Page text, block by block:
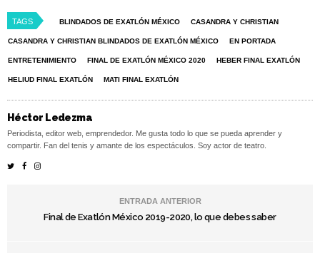
TAGS BLINDADOS DE EXATLÓN MÉXICO CASANDRA Y CHRISTIAN
CASANDRA Y CHRISTIAN BLINDADOS DE EXATLÓN MÉXICO EN PORTADA
ENTRETENIMIENTO FINAL DE EXATLÓN MÉXICO 2020 HEBER FINAL EXATLÓN
HELIUD FINAL EXATLÓN MATI FINAL EXATLÓN
Héctor Ledezma
Periodista, editor web, emprendedor. Me gusta todo lo que se pueda aprender y
compartir. Fan del tenis y amante de los espectáculos. Soy actor de teatro.
ENTRADA ANTERIOR
Final de Exatlón México 2019-2020, lo que debes saber